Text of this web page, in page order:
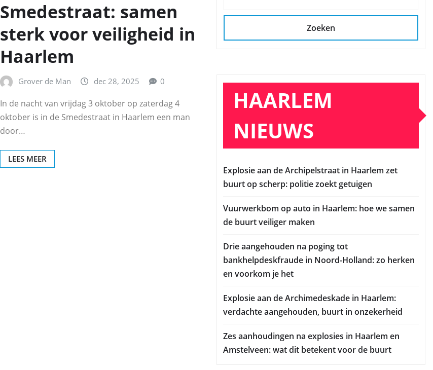
Smedestraat: samen
sterk voor veiligheid in
Haarlem
Grover de Man dec 28, 2025 0
In de nacht van vrijdag 3 oktober op zaterdag 4
oktober is in de Smedestraat in Haarlem een man
door…
LEES MEER
Zoeken
HAARLEM
NIEUWS
Explosie aan de Archipelstraat in Haarlem zet
buurt op scherp: politie zoekt getuigen
Vuurwerkbom op auto in Haarlem: hoe we samen
de buurt veiliger maken
Drie aangehouden na poging tot
bankhelpdeskfraude in Noord-Holland: zo herken
en voorkom je het
Explosie aan de Archimedeskade in Haarlem:
verdachte aangehouden, buurt in onzekerheid
Zes aanhoudingen na explosies in Haarlem en
Amstelveen: wat dit betekent voor de buurt